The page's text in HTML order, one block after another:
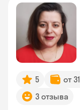
5 от
3 отзыва